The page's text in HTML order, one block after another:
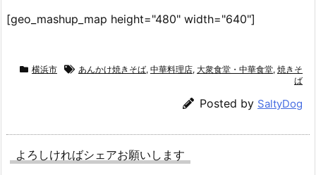
[geo_mashup_map height="480" width="640"]
横浜市 あんかけ焼きそば, 中華料理店, 大衆食堂・中華食堂, 焼きそ
ば
Posted by SaltyDog
よろしければシェアお願いします